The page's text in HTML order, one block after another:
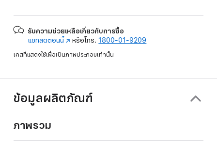
รับความช่วยเหลือเกี่ยวกับการซื้อ
แชทสดตอนนี้(เปิด
หน้าต่าง
หรือโทร. 1800-01-9209
เคสที่แสดงใช้เพื่อเป็นภาพประกอบเท่านั้น
ข้อมูลผลิตภัณฑ์
ภาพรวม